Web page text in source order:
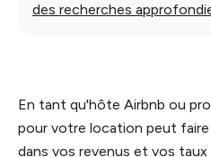
des recherches
En tant qu'hôte Airbnb ou
pour votre location peut
dans vos revenus et vos